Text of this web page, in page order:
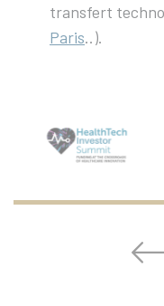
transfert
Paris..).